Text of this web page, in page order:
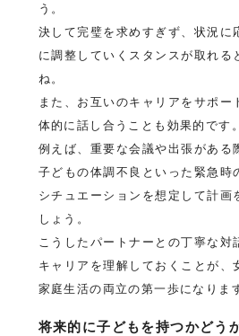
う。
決して完璧を求めすぎず、状況に
に調整していくスタンスが取れる
ね。
また、お互いのキャリアをサポー
体的に話し合うことも効果的です。
例えば、重要な会議や出張がある
子どもの体調不良といった緊急時
シチュエーションを想定して計画
しょう。
こうしたパートナーとの丁寧な対
キャリアを理解しておくことが、
家庭生活の両立の第一歩になりま
将来的に子どもを持つかどう